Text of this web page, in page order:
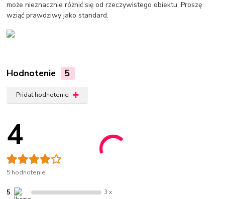
może nieznacznie różnić się od rzeczywistego obiektu. Proszę
wziąć prawdziwy jako standard.
Hodnotenie 5
Pridať hodnotenie
4
5 hodnotenie
5 3 x